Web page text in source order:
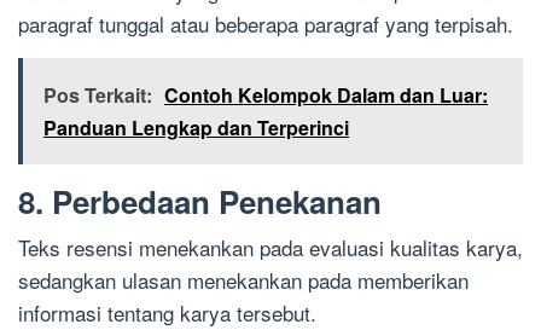
paragraf tunggal atau beberapa paragraf yang terpisah.
Pos Terkait: Contoh Kelompok Dalam dan Luar:
Panduan Lengkap dan Terperinci
8. Perbedaan Penekanan
Teks resensi menekankan pada evaluasi kualitas karya,
sedangkan ulasan menekankan pada memberikan
informasi tentang karya tersebut.